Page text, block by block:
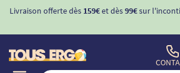
Livraison offerte dès 159€et dès99€sur